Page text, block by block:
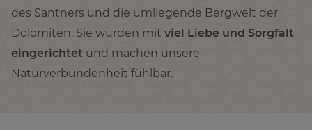
des Santners und die umliegende Bergwelt der
Dolomiten. Sie wurden mit viel Liebe und Sorgfalt
eingerichtet und machen unsere
Naturverbundenheit fühlbar.